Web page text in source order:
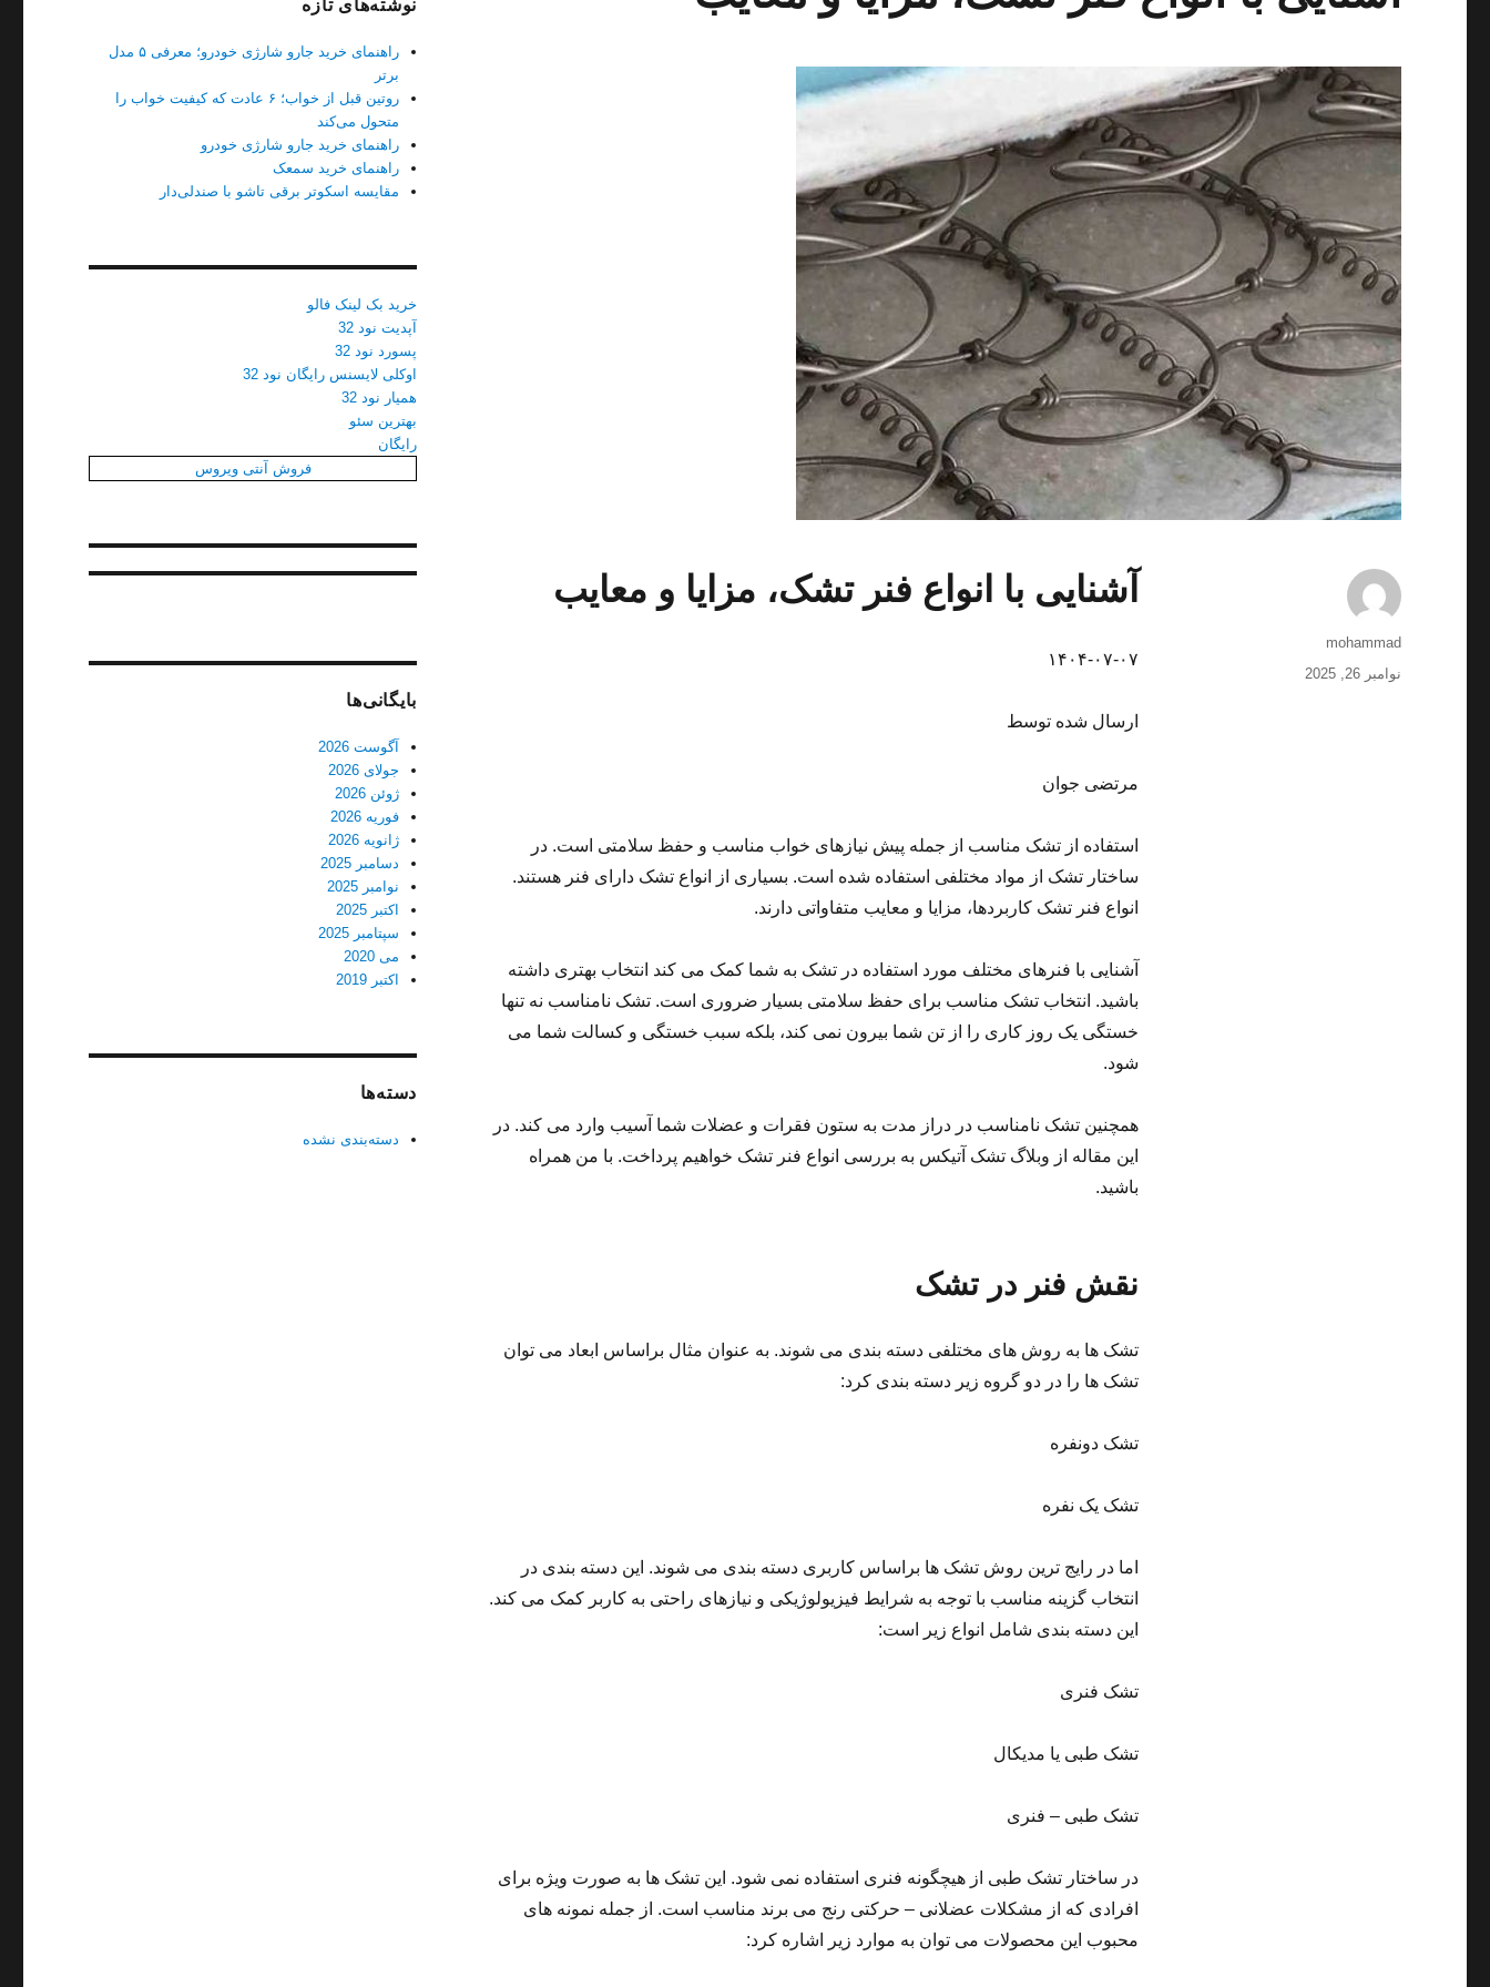
آشنایی با انواع فنر تشک، مزایا و معایب
۱۴۰۴-۰۷-۰۷
ارسال شده توسط
مرتضی جوان
استفاده از تشک مناسب از جمله پیش نیازهای خواب مناسب و حفظ سلامتی است. در
ساختار تشک از مواد مختلفی استفاده شده است. بسیاری از انواع تشک دارای فنر هستند.
انواع فنر تشک کاربردها، مزایا و معایب متفاواتی دارند.
آشنایی با فنرهای مختلف مورد استفاده در تشک به شما کمک می کند انتخاب بهتری داشته
باشید. انتخاب تشک مناسب برای حفظ سلامتی بسیار ضروری است. تشک نامناسب نه تنها
خستگی یک روز کاری را از تن شما بیرون نمی کند، بلکه سبب خستگی و کسالت شما می
شود.
همچنین تشک نامناسب در دراز مدت به ستون فقرات و عضلات شما آسیب وارد می کند. در
این مقاله از وبلاگ تشک آتیکس به بررسی انواع فنر تشک خواهیم پرداخت. با من همراه
باشید.
نقش فنر در تشک
تشک ها به روش های مختلفی دسته بندی می شوند. به عنوان مثال براساس ابعاد می توان
تشک ها را در دو گروه زیر دسته بندی کرد:
تشک دونفره
تشک یک نفره
اما در رایج ترین روش تشک ها براساس کاربری دسته بندی می شوند. این دسته بندی در
انتخاب گزینه مناسب با توجه به شرایط فیزیولوژیکی و نیازهای راحتی به کاربر کمک می کند.
این دسته بندی شامل انواع زیر است:
تشک فنری
تشک طبی یا مدیکال
تشک طبی – فنری
در ساختار تشک طبی از هیچگونه فنری استفاده نمی شود. این تشک ها به صورت ویژه برای
افرادی که از مشکلات عضلانی – حرکتی رنج می برند مناسب است. از جمله نمونه های
محبوب این محصولات می توان به موارد زیر اشاره کرد:
نویسنده
mohammad
ارسال
نوامبر 26, 2025
نوشته‌های تازه
راهنمای خرید جارو شارژی خودرو؛ معرفی ۵ مدل
برتر
روتین قبل از خواب؛ ۶ عادت که کیفیت خواب را
متحول می‌کند
راهنمای خرید جارو شارژی خودرو
راهنمای خرید سمعک
مقایسه اسکوتر برقی تاشو با صندلی‌دار
خرید بک لینک فالو
آپدیت نود 32
پسورد نود 32
اوکلی لایسنس رایگان نود 32
همیار نود 32
بهترین سئو
رایگان
فروش آنتی ویروس
بایگانی‌ها
آگوست 2026
جولای 2026
ژوئن 2026
فوریه 2026
ژانویه 2026
دسامبر 2025
نوامبر 2025
اکتبر 2025
سپتامبر 2025
می 2020
اکتبر 2019
دسته‌ها
دسته‌بندی نشده